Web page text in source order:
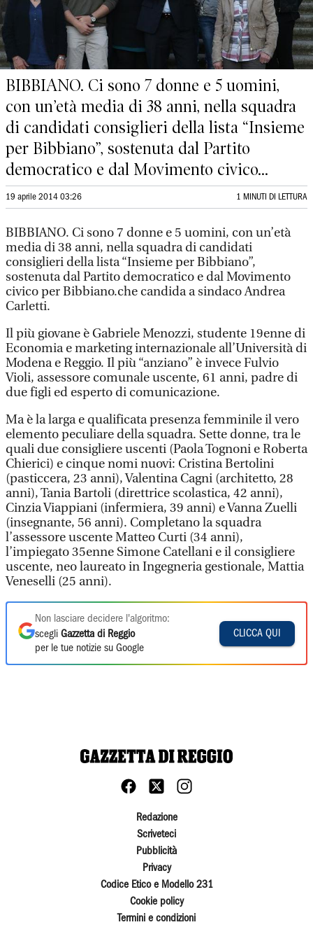
BIBBIANO. Ci sono 7 donne e 5 uomini,
con un’età media di 38 anni, nella squadra
di candidati consiglieri della lista “Insieme
per Bibbiano”, sostenuta dal Partito
democratico e dal Movimento civico...
19 aprile 2014 03:26 1 MINUTI DI LETTURA
BIBBIANO. Ci sono 7 donne e 5 uomini, con un’età
media di 38 anni, nella squadra di candidati
consiglieri della lista “Insieme per Bibbiano”,
sostenuta dal Partito democratico e dal Movimento
civico per Bibbiano.che candida a sindaco Andrea
Carletti.
Il più giovane è Gabriele Menozzi, studente 19enne di
Economia e marketing internazionale all’Università di
Modena e Reggio. Il più “anziano” è invece Fulvio
Violi, assessore comunale uscente, 61 anni, padre di
due figli ed esperto di comunicazione.
Ma è la larga e qualificata presenza femminile il vero
elemento peculiare della squadra. Sette donne, tra le
quali due consigliere uscenti (Paola Tognoni e Roberta
Chierici) e cinque nomi nuovi: Cristina Bertolini
(pasticcera, 23 anni), Valentina Cagni (architetto, 28
anni), Tania Bartoli (direttrice scolastica, 42 anni),
Cinzia Viappiani (infermiera, 39 anni) e Vanna Zuelli
(insegnante, 56 anni). Completano la squadra
l’assessore uscente Matteo Curti (34 anni),
l’impiegato 35enne Simone Catellani e il consigliere
uscente, neo laureato in Ingegneria gestionale, Mattia
Veneselli (25 anni).
Non lasciare decidere l'algoritmo:
scegli Gazzetta di Reggio
per le tue notizie su Google
CLICCA QUI
Redazione
Scriveteci
Pubblicità
Privacy
Codice Etico e Modello 231
Cookie policy
Termini e condizioni